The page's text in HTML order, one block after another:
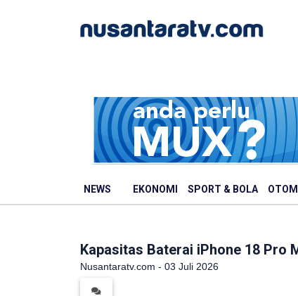
NEWS EKONOMI SPORT & BOLA
Kapasitas Baterai iPhone 18 Pro
Nusantaratv.com - 03 Juli 2026